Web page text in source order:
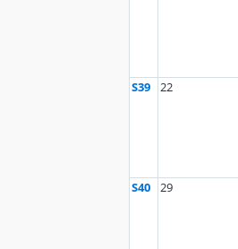
S39 22
S40 29